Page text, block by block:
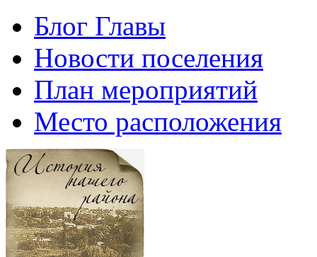
Блог Главы
Новости поселения
План мероприятий
Место расположения